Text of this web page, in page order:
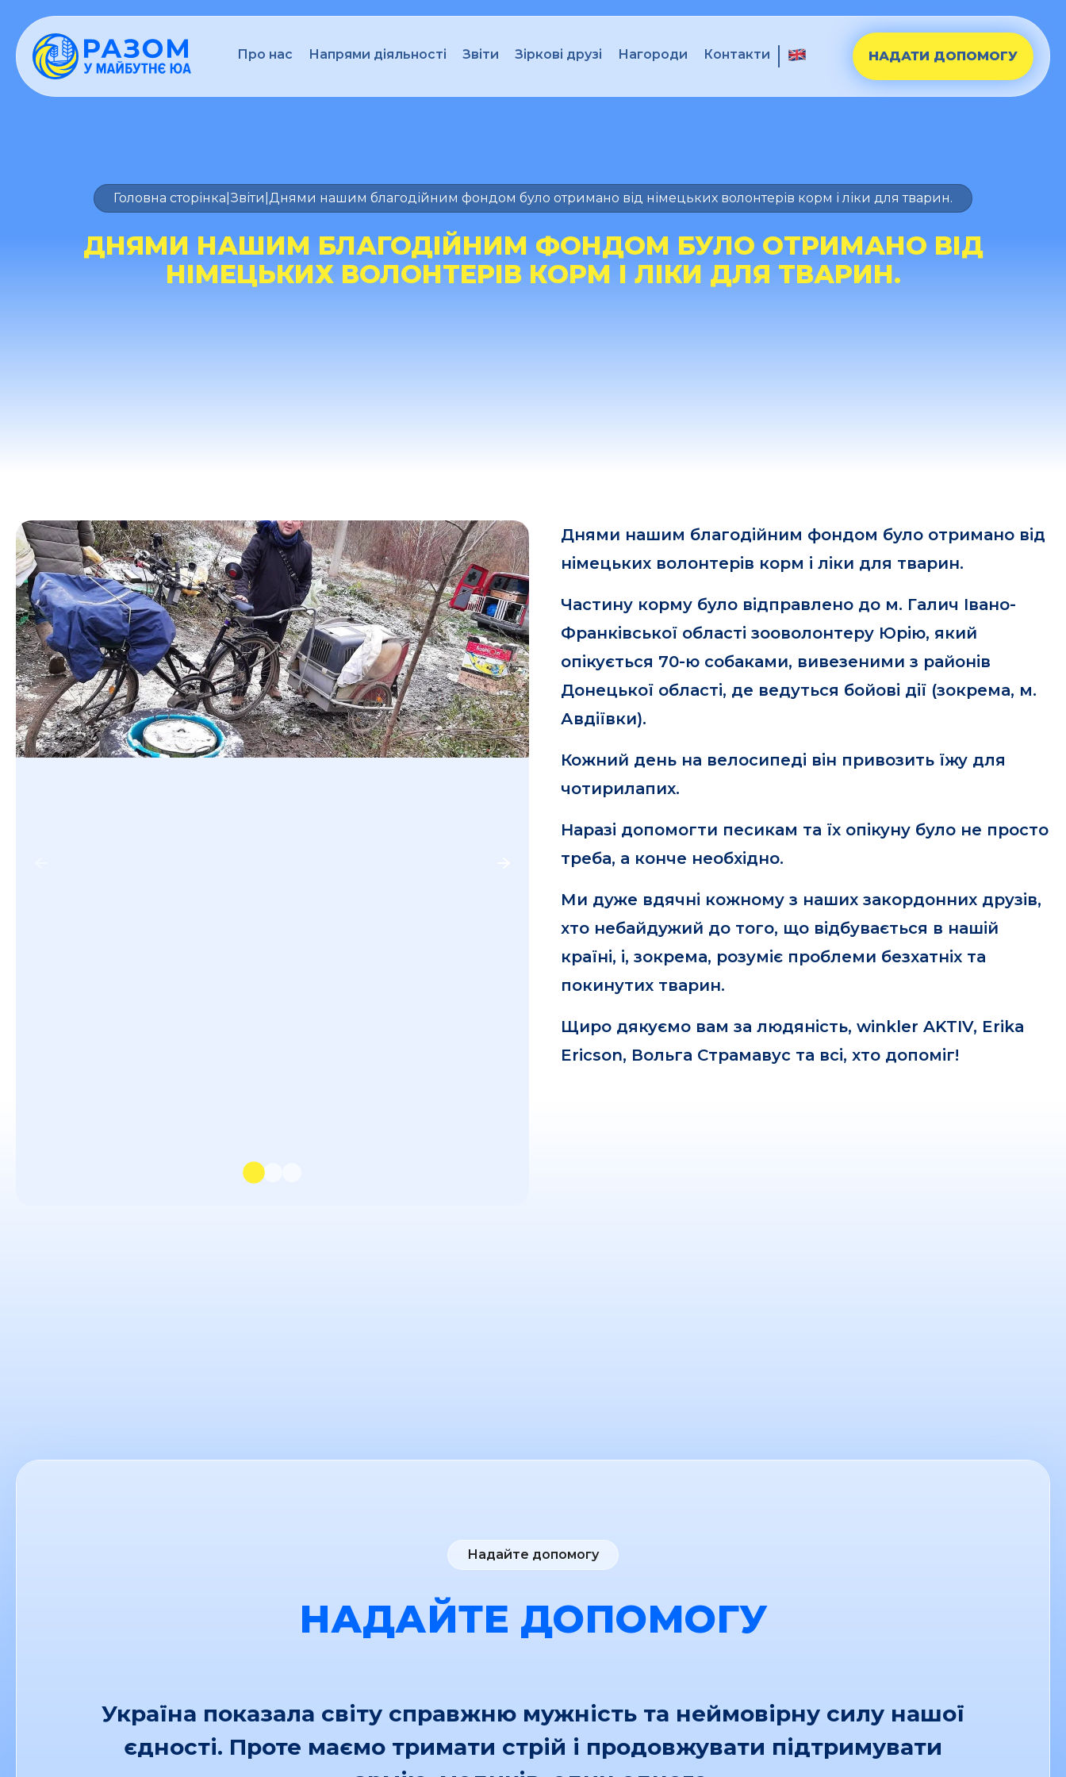
Про нас Напрями діяльності Звіти Зіркові друзі Нагороди Контакти НАДАТИ ДОПОМОГУ
Головна сторінка Звіти Днями нашим благодійним фондом було отримано від німецьких волонтерів корм і ліки для тварин.
ДНЯМИ НАШИМ БЛАГОДІЙНИМ ФОНДОМ БУЛО ОТРИМАНО ВІД
НІМЕЦЬКИХ ВОЛОНТЕРІВ КОРМ І ЛІКИ ДЛЯ ТВАРИН.
Днями нашим благодійним фондом було отримано від
німецьких волонтерів корм і ліки для тварин.
Частину корму було відправлено до м. Галич Івано-
Франківської області зооволонтеру Юрію, який
опікується 70-ю собаками, вивезеними з районів
Донецької області, де ведуться бойові дії (зокрема, м.
Авдіївки).
Кожний день на велосипеді він привозить їжу для
чотирилапих.
Наразі допомогти песикам та їх опікуну було не просто
треба, а конче необхідно.
Ми дуже вдячні кожному з наших закордонних друзів,
хто небайдужий до того, що відбувається в нашій
країні, і, зокрема, розуміє проблеми безхатніх та
покинутих тварин.
Щиро дякуємо вам за людяність, winkler AKTIV, Erika
Ericson, Вольга Страмавус та всі, хто допоміг!
Надайте допомогу
НАДАЙТЕ ДОПОМОГУ
Україна показала світу справжню мужність та неймовірну силу нашої
єдності. Проте маємо тримати стрій і продовжувати підтримувати